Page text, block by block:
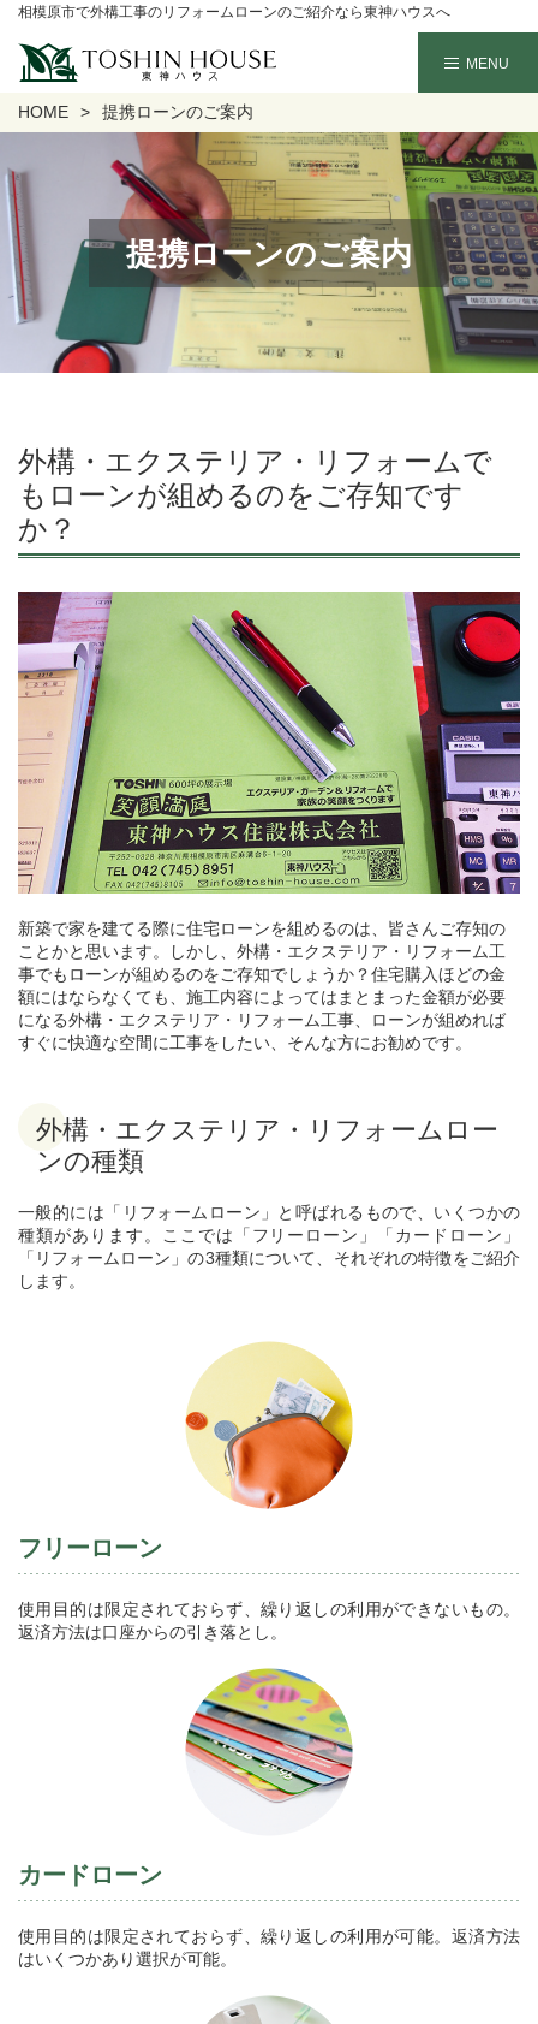
相模原市で外構工事のリフォームローンのご紹介なら東神ハウスへ
HOME 提携ローンのご案内
提携ローンのご案内
外構・エクステリア・リフォームで
もローンが組めるのをご存知です
か？
新築で家を建てる際に住宅ローンを組めるのは、皆さんご存知の
ことかと思います。しかし、外構・エクステリア・リフォーム工
事でもローンが組めるのをご存知でしょうか？住宅購入ほどの金
額にはならなくても、施工内容によってはまとまった金額が必要
になる外構・エクステリア・リフォーム工事、ローンが組めれば
すぐに快適な空間に工事をしたい、そんな方にお勧めです。
外構・エクステリア・リフォームロー
ンの種類
一般的には「リフォームローン」と呼ばれるもので、いくつかの
種類があります。ここでは「フリーローン」「カードローン」
「リフォームローン」の3種類について、それぞれの特徴をご紹介
します。
フリーローン
使用目的は限定されておらず、繰り返しの利用ができないもの。
返済方法は口座からの引き落とし。
カードローン
使用目的は限定されておらず、繰り返しの利用が可能。返済方法
はいくつかあり選択が可能。